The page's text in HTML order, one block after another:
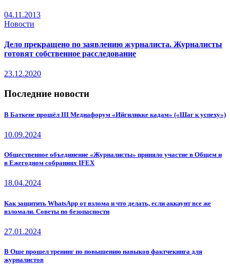
04.11.2013
Новости
Дело прекращено по заявлению журналиста. Журналисты
готовят собственное расследование
23.12.2020
Последние новости
В Баткене прошёл III Медиафорум «Ийгиликке кадам» («Шаг к успеху»)
10.09.2024
Общественное объединение «Журналисты» приняло участие в Общем и
в Ежегодном собраниях IFEX
18.04.2024
Как защитить WhatsApp от взлома и что делать, если аккаунт все же
взломали. Советы по безопасности
27.01.2024
В Оше прошел тренинг по повышению навыков фактчекинга для
журналистов